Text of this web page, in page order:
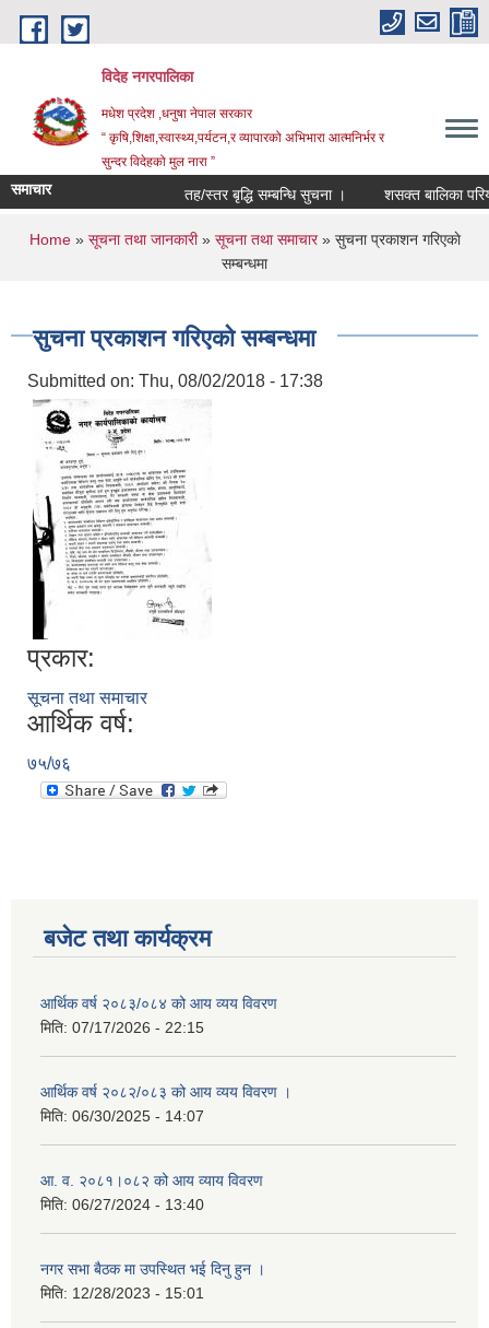
Skip to main content
विदेह नगरपालिका
मधेश प्रदेश ,धनुषा नेपाल सरकार
“ कृषि,शिक्षा,स्वास्थ्य,पर्यटन,र व्यापारको अभिभारा आत्मनिर्भर र
सुन्दर विदेहको मुल नारा ”
समाचार तह/स्तर बृद्धि सम्बन्धि सुचना । शसक्त बालिका
You are here
Home» सूचना तथा जानकारी» सूचना तथा समाचार» सुचना प्रकाशन गरिएकाे
सम्बन्धमा
सुचना प्रकाशन गरिएकाे सम्बन्धमा
Submitted on: Thu, 08/02/2018 - 17:38
प्रकार:
सूचना तथा समाचार
आर्थिक वर्ष:
७५/७६
बजेट तथा कार्यक्रम
आर्थिक वर्ष २०८३/०८४ को आय व्यय विवरण
मिति: 07/17/2026 - 22:15
आर्थिक वर्ष २०८२/०८३ को आय व्यय विवरण ।
मिति: 06/30/2025 - 14:07
आ. व. २०८१।०८२ को आय व्याय विवरण
मिति: 06/27/2024 - 13:40
नगर सभा बैठक मा उपस्थित भई दिनु हुन ।
मिति: 12/28/2023 - 15:01